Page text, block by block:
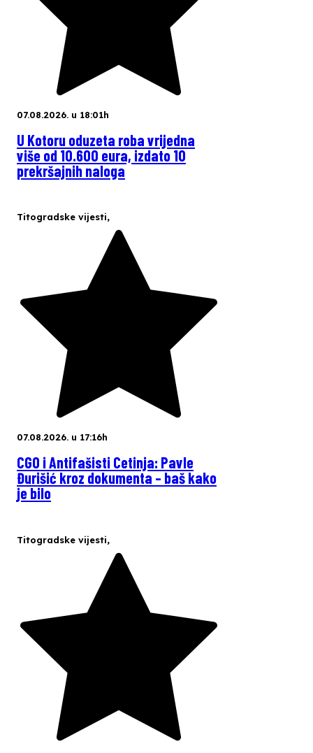
07.08.2026. u 18:01h
U Kotoru oduzeta roba vrijedna
više od 10.600 eura, izdato 10
prekršajnih naloga
Titogradske vijesti,
07.08.2026. u 17:16h
CGO i Antifašisti Cetinja: Pavle
Đurišić kroz dokumenta – baš kako
je bilo
Titogradske vijesti,